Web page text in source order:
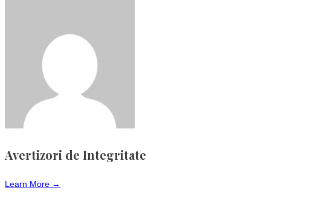
Avertizori de Integritate
Learn More →